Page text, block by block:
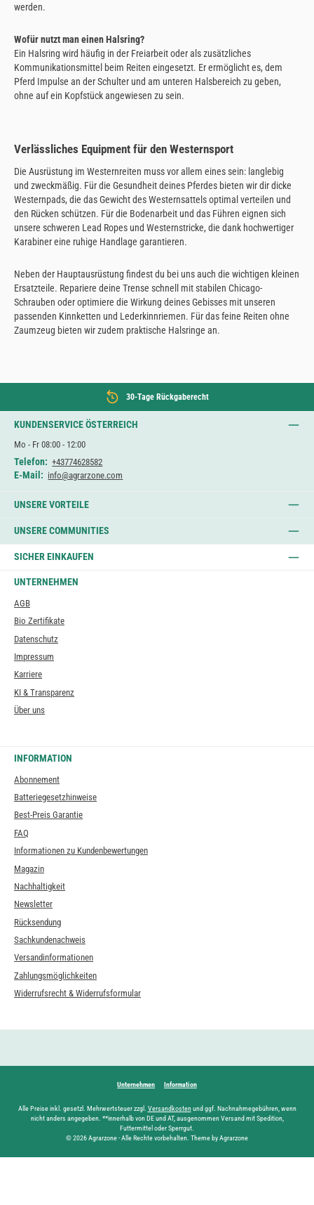
werden.
Wofür nutzt man einen Halsring?
Ein Halsring wird häufig in der Freiarbeit oder als zusätzliches
Kommunikationsmittel beim Reiten eingesetzt. Er ermöglicht es, dem
Pferd Impulse an der Schulter und am unteren Halsbereich zu geben,
ohne auf ein Kopfstück angewiesen zu sein.
Verlässliches Equipment für den Westernsport
Die Ausrüstung im Westernreiten muss vor allem eines sein: langlebig
und zweckmäßig. Für die Gesundheit deines Pferdes bieten wir dir dicke
Westernpads, die das Gewicht des Westernsattels optimal verteilen und
den Rücken schützen. Für die Bodenarbeit und das Führen eignen sich
unsere schweren Lead Ropes und Westernstricke, die dank hochwertiger
Karabiner eine ruhige Handlage garantieren.
Neben der Hauptausrüstung findest du bei uns auch die wichtigen kleinen
Ersatzteile. Repariere deine Trense schnell mit stabilen Chicago-
Schrauben oder optimiere die Wirkung deines Gebisses mit unseren
passenden Kinnketten und Lederkinnriemen. Für das feine Reiten ohne
Zaumzeug bieten wir zudem praktische Halsringe an.
30-Tage Rückgaberecht
KUNDENSERVICE ÖSTERREICH
Mo - Fr 08:00 - 12:00
Telefon: +43774628582
E-Mail: info@agrarzone.com
UNSERE VORTEILE
UNSERE COMMUNITIES
SICHER EINKAUFEN
UNTERNEHMEN
AGB
Bio Zertifikate
Datenschutz
Impressum
Karriere
KI & Transparenz
Über uns
INFORMATION
Abonnement
Batteriegesetzhinweise
Best-Preis Garantie
FAQ
Informationen zu Kundenbewertungen
Magazin
Nachhaltigkeit
Newsletter
Rücksendung
Sachkundenachweis
Versandinformationen
Zahlungsmöglichkeiten
Widerrufsrecht & Widerrufsformular
Unternehmen Information
Alle Preise inkl. gesetzl. Mehrwertsteuer zzgl. Versandkostenund ggf. Nachnahmegebühren, wenn
nicht anders angegeben. **innerhalb von DE und AT, ausgenommen Versand mit Spedition,
Futtermittel oder Sperrgut.
© 2026 Agrarzone - Alle Rechte vorbehalten. Theme by Agrarzone